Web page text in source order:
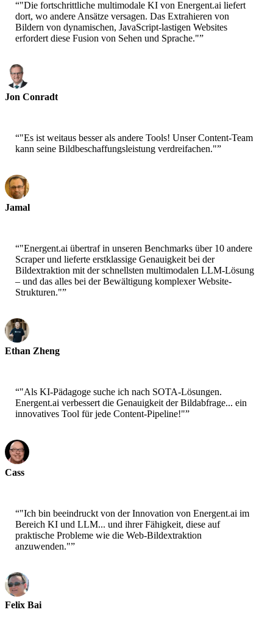
“"Die fortschrittliche multimodale KI von Energent.ai liefert
dort, wo andere Ansätze versagen. Das Extrahieren von
Bildern von dynamischen, JavaScript-lastigen Websites
erfordert diese Fusion von Sehen und Sprache."”
Jon Conradt
“"Es ist weitaus besser als andere Tools! Unser Content-Team
kann seine Bildbeschaffungsleistung verdreifachen."”
Jamal
“"Energent.ai übertraf in unseren Benchmarks über 10 andere
Scraper und lieferte erstklassige Genauigkeit bei der
Bildextraktion mit der schnellsten multimodalen LLM-Lösung
– und das alles bei der Bewältigung komplexer Website-
Strukturen."”
Ethan Zheng
“"Als KI-Pädagoge suche ich nach SOTA-Lösungen.
Energent.ai verbessert die Genauigkeit der Bildabfrage... ein
innovatives Tool für jede Content-Pipeline!"”
Cass
“"Ich bin beeindruckt von der Innovation von Energent.ai im
Bereich KI und LLM... und ihrer Fähigkeit, diese auf
praktische Probleme wie die Web-Bildextraktion
anzuwenden."”
Felix Bai